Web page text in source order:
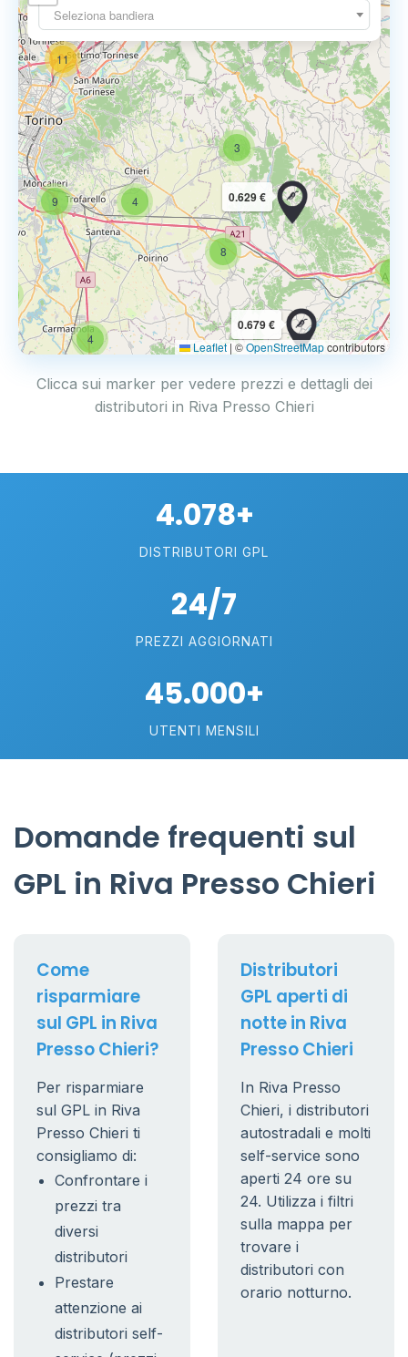
Seleziona bandiera
9
4
11
4
3
8
0.679 €
0.629 €
Leaflet | ©OpenStreetMapcontributors
Clicca sui marker per vedere prezzi e dettagli dei
distributori in Riva Presso Chieri
4.078+
DISTRIBUTORI GPL
24/7
PREZZI AGGIORNATI
45.000+
UTENTI MENSILI
Domande frequenti sul
GPL in Riva Presso Chieri
Come
risparmiare
sul GPL in Riva
Presso Chieri?
Per risparmiare
sul GPL in Riva
Presso Chieri ti
consigliamo di:
Confrontare i
prezzi tra
diversi
distributori
Prestare
attenzione ai
distributori self-
Distributori
GPL aperti di
notte in Riva
Presso Chieri
In Riva Presso
Chieri, i distributori
autostradali e molti
self-service sono
aperti 24 ore su
24. Utilizza i filtri
sulla mappa per
trovare i
distributori con
orario notturno.